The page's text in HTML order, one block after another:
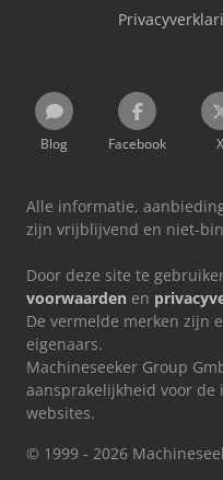
Blog Facebook X
Alle informatie,
zijn vrijblijvend en niet-
Door deze site te
voorwaarden en
De vermelde merken zijn
eigenaars.
Machineseeker Group
aansprakelijkheid voor
websites.
© 1999 - 2026